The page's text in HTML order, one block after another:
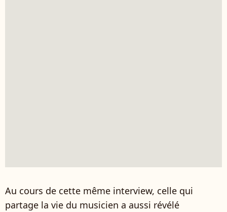
Au cours de cette même interview, celle qui
partage la vie du musicien a aussi révélé